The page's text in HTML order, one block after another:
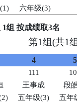
六年级(3)
组 按成绩取3名
第1组(共1
4 5
111
王事成
段
五年级(3) 五年